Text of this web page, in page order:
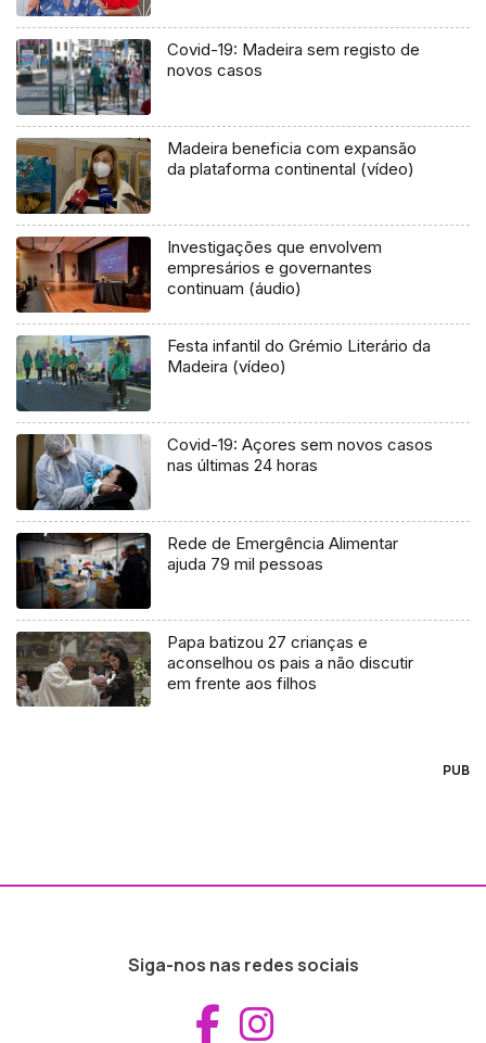
Covid-19: Madeira sem registo de
novos casos
Madeira beneficia com expansão
da plataforma continental (vídeo)
Investigações que envolvem
empresários e governantes
continuam (áudio)
Festa infantil do Grémio Literário da
Madeira (vídeo)
Covid-19: Açores sem novos casos
nas últimas 24 horas
Rede de Emergência Alimentar
ajuda 79 mil pessoas
Papa batizou 27 crianças e
aconselhou os pais a não discutir
em frente aos filhos
PUB
Siga-nos nas redes sociais
Aceder ao